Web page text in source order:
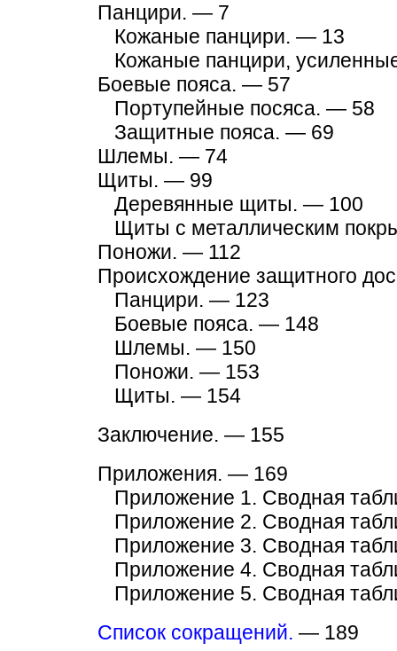
Панцири. — 7
Кожаные панцири. — 13
Кожаные панцири,
Боевые пояса. — 57
Портупейные посяса. — 58
Защитные пояса. — 69
Шлемы. — 74
Щиты. — 99
Деревянные щиты. — 100
Щиты с металлическим
Поножи. — 112
Происхождение защитного
Панцири. — 123
Боевые пояса. — 148
Шлемы. — 150
Поножи. — 153
Щиты. — 154
Заключение. — 155
Приложения. — 169
Приложение 1. Сводная
Приложение 2. Сводная
Приложение 3. Сводная
Приложение 4. Сводная
Приложение 5. Сводная
Список сокращений. — 189